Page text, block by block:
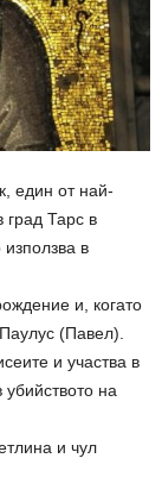
един от най-
град Тарс в
в
и, когато
(Павел).
и участва в
на
и чул